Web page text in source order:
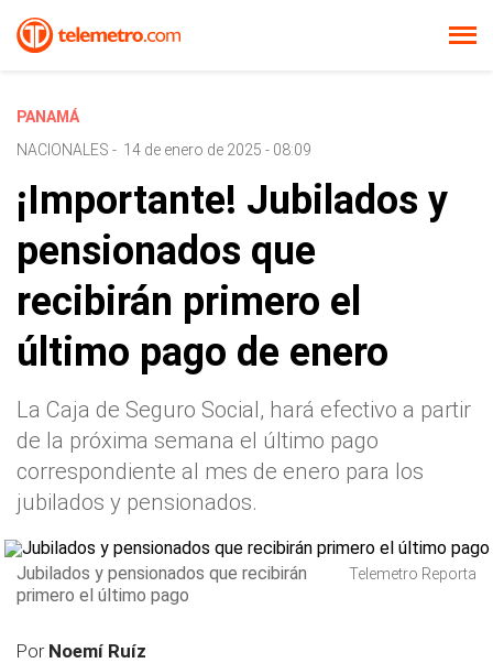
PANAMÁ
NACIONALES - 14 de enero de 2025 - 08:09
¡Importante! Jubilados y
pensionados que
recibirán primero el
último pago de enero
La Caja de Seguro Social, hará efectivo a partir
de la próxima semana el último pago
correspondiente al mes de enero para los
jubilados y pensionados.
Jubilados y pensionados que recibirán
primero el último pago
Telemetro Reporta
Por Noemí Ruíz